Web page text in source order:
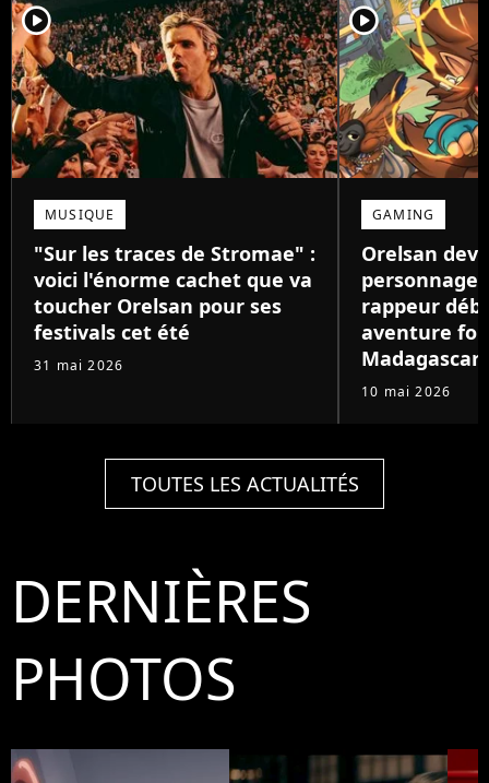
player2
MUSIQUE
"Sur les traces de Stromae" :
voici l'énorme cachet que va
toucher Orelsan pour ses
festivals cet été
31 mai 2026
player2
GAMING
Orelsan
personnage
rappeur
aventure
Madagascar
10 mai 2026
TOUTES LES ACTUALITÉS
DERNIÈRES
PHOTOS